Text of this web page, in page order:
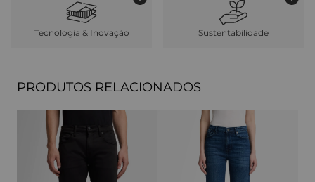
Tecnologia & Inovação Sustentabilidade
PRODUTOS RELACIONADOS